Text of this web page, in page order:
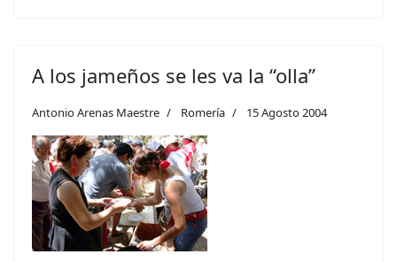
A los jameños se les va la “olla”
Antonio Arenas Maestre Romería 15 Agosto 2004